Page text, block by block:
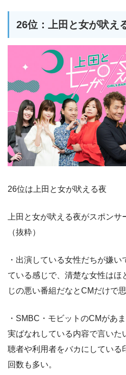
26位：上田と女が吠え
26位は上田と女が吠える夜
上田と女が吠える夜がスポン
（抜粋）
・出演している女性だちが嫌
ている感じで、清楚な女性はほ
じの悪い番組だなとCMだけで
・SMBC・モビットのCMがあ
実ばなれしている内容で言いた
聴者や利用者をバカにしている
回数も多い。